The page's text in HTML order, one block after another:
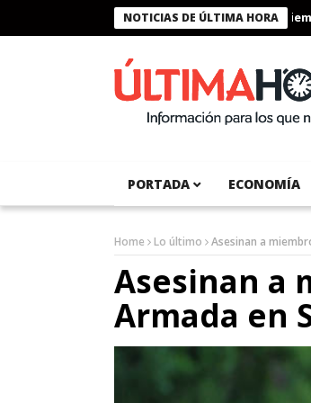
NOTICIAS DE ÚLTIMA HORA
Presidente Bukele condecora a
PORTADA ECONOMÍA
Home Lo último Asesinan a
Asesinan a
Armada en